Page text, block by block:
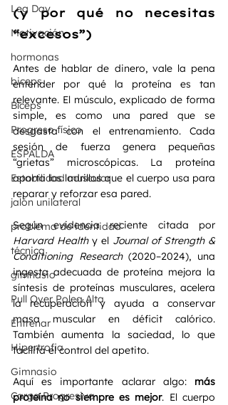
Leg Day
Motivación
hormonas
biceps
Bíceps
Progreso físico
ESPALDA
Estabilidad muscular
jalón unilateral
problema de identidad
técnica
gimnasio
Pull Over Polea Alta
Entrenar
Hipertrofia
Gimnasio
Carga Progresiva
(y por qué no necesitas
“excesos”)
Antes de hablar de dinero, vale la pena
entender por qué la proteína es tan
relevante. El músculo, explicado de forma
simple, es como una pared que se
desgasta con el entrenamiento. Cada
sesión de fuerza genera pequeñas
“grietas” microscópicas. La proteína
aporta los ladrillos que el cuerpo usa para
reparar y reforzar esa pared.
Harvard Health y el Journal of Strength &
Conditioning Research (2020–2024), una
ingesta adecuada de proteína mejora la
síntesis de proteínas musculares, acelera
la recuperación y ayuda a conservar
masa muscular en déficit calórico.
También aumenta la saciedad, lo que
facilita el control del apetito.
Aquí es importante aclarar algo: más
proteína no siempre es mejor. El cuerpo